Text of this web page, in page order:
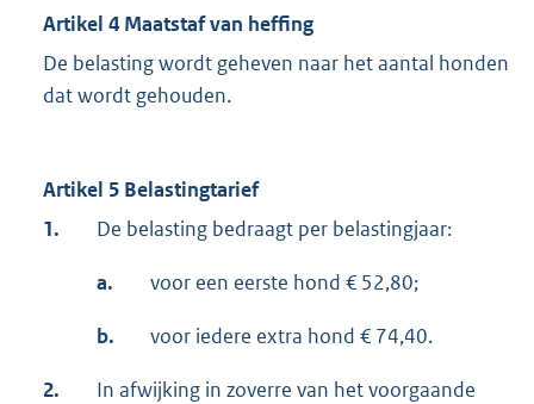
Artikel 4 Maatstaf van heffing
De belasting wordt geheven naar het aantal honden
dat wordt gehouden.
Artikel 5 Belastingtarief
1.
De belasting bedraagt per belastingjaar:
a. voor een eerste hond € 52,80;
b. voor iedere extra hond € 74,40.
2.
In afwijking in zoverre van het voorgaande